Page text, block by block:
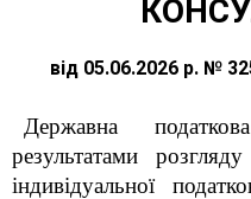
від 05.06.2026 р. №
Державна
результатами
індивідуальної